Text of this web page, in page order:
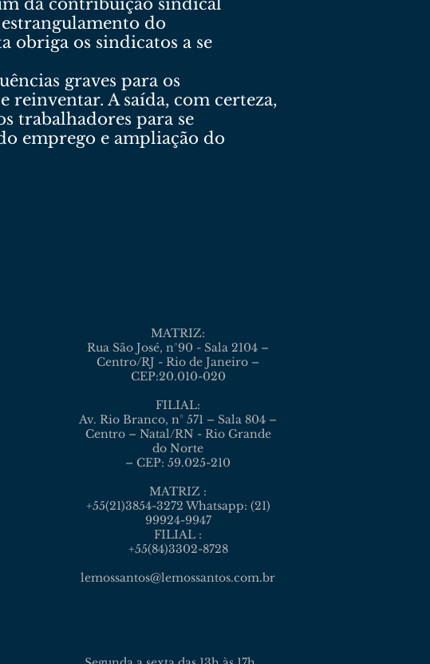
da contribuição sindical
do
obriga os sindicatos a se
graves para os
reinventar. A saída, com certeza,
trabalhadores para se
emprego e ampliação do
MATRIZ:
Rua São José, n°90 - Sala 2104 –
Centro/RJ - Rio de Janeiro –
CEP:20.010-020
FILIAL:
Av. Rio Branco, n° 571 – Sala 804 –
Centro – Natal/RN - Rio Grande
do Norte
– CEP: 59.025-210
MATRIZ :
+55(21)3854-3272 Whatsapp: (21)
99924-9947
FILIAL :
+55(84)3302-8728
lemossantos@lemossantos.com.br